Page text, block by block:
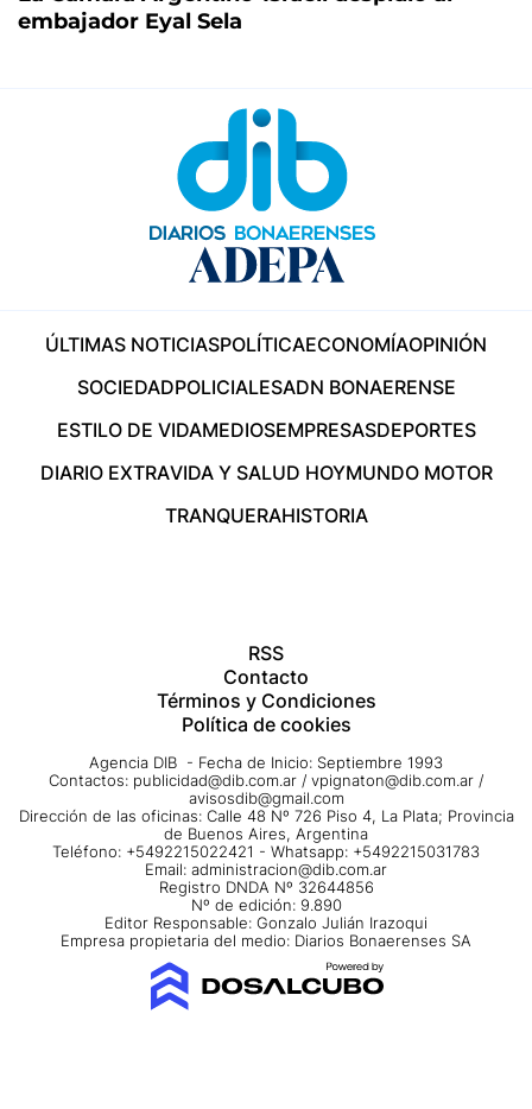
embajador Eyal Sela
ÚLTIMAS NOTICIASPOLÍTICAECONOMÍAOPINIÓN
SOCIEDADPOLICIALESADN BONAERENSE
ESTILO DE VIDAMEDIOSEMPRESASDEPORTES
DIARIO EXTRAVIDA Y SALUD HOYMUNDO MOTOR
TRANQUERAHISTORIA
RSS
Contacto
Términos y Condiciones
Política de cookies
Agencia DIB - Fecha de Inicio: Septiembre 1993
Contactos: publicidad@dib.com.ar / vpignaton@dib.com.ar /
avisosdib@gmail.com
Dirección de las oficinas: Calle 48 Nº 726 Piso 4, La Plata; Provincia
de Buenos Aires, Argentina
Teléfono: +5492215022421 - Whatsapp: +5492215031783
Email: administracion@dib.com.ar
Registro DNDA Nº 32644856
Nº de edición: 9.890
Editor Responsable: Gonzalo Julián Irazoqui
Empresa propietaria del medio: Diarios Bonaerenses SA